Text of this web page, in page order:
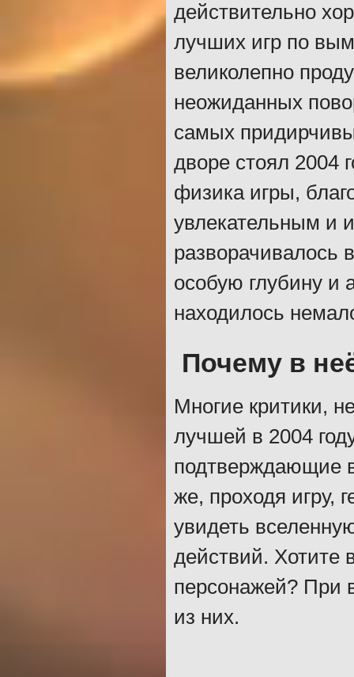
действительно
лучших игр по
великолепно
неожиданных
самых
дворе стоял 2004
физика игры,
увлекательным и
разворачивалось
особую глубину и
находилось
Почему в
Многие критики,
лучшей в 2004
подтверждающие
же, проходя игру,
увидеть
действий. Хотите
персонажей? При
из них.